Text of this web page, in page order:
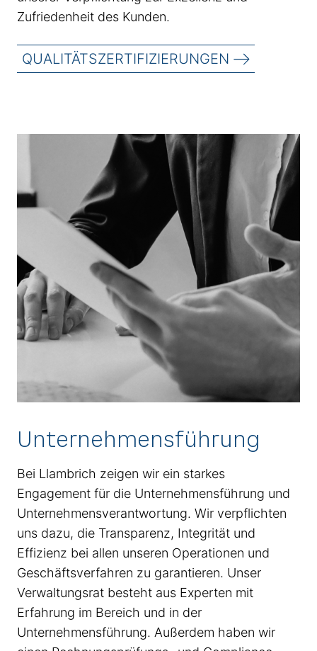
Zufriedenheit des Kunden.
QUALITÄTSZERTIFIZIERUNGEN
Unternehmensführung
Bei Llambrich zeigen wir ein starkes
Engagement für die Unternehmensführung und
Unternehmensverantwortung. Wir verpflichten
uns dazu, die Transparenz, Integrität und
Effizienz bei allen unseren Operationen und
Geschäftsverfahren zu garantieren. Unser
Verwaltungsrat besteht aus Experten mit
Erfahrung im Bereich und in der
Unternehmensführung. Außerdem haben wir